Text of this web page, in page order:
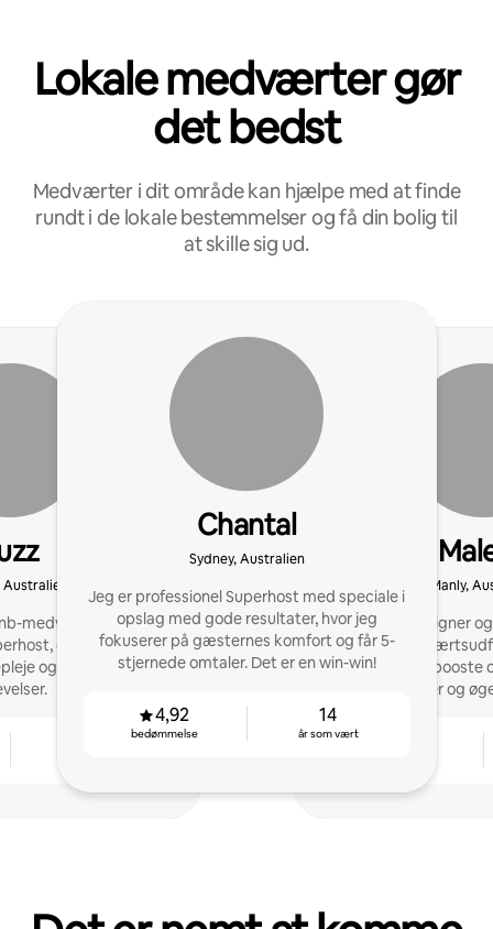
Lokale medværter gør
det bedst
Medværter i dit område kan hjælpe med at finde
rundt i de lokale bestemmelser og få din bolig til
at skille sig ud.
medvært med to års
der tilbyder
og femstjernede
Chantal
Sydney, Australien
Jeg er professionel Superhost med speciale i
opslag med gode resultater, hvor jeg
fokuserer på gæsternes komfort og får 5-
stjernede omtaler. Det er en win-win!
4,92
bedømmelse
14
år som vært
Manly,
Superhost | Designer
med at løse
værter med at booste
omtaler og